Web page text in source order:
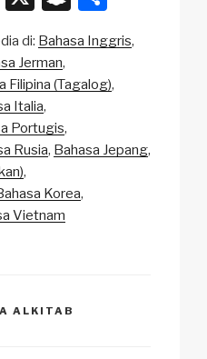
a
p
h
ar
e
di: Bahasa Inggris
Jerman
Filipina (Tagalog)
Italia
Portugis
Rusia Bahasa Jepang
Korea
Vietnam
ALKITAB